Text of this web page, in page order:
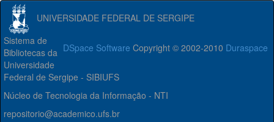
UNIVERSIDADE FEDERAL DE SERGIPE
DSpace Software Copyright © 2002-2010 Duraspace
Sistema de
Bibliotecas da
Universidade
Federal de Sergipe - SIBIUFS
Núcleo de Tecnologia da Informação - NTI
repositorio@academico.ufs.br